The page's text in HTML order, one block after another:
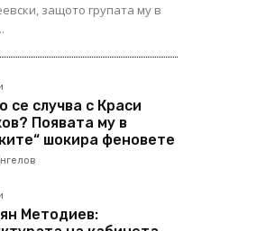
защото групата му в
се случва с Краси
Появата му в
шокира феновете
Методиев: